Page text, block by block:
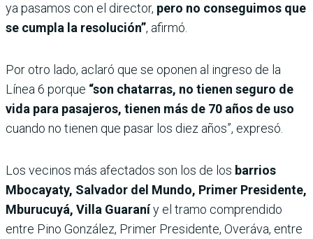
ya pasamos con el director, pero no conseguimos que
se cumpla la resolución”, afirmó.
Por otro lado, aclaró que se oponen al ingreso de la
Línea 6 porque “son chatarras, no tienen seguro de
vida para pasajeros, tienen más de 70 años de uso
cuando no tienen que pasar los diez años”, expresó.
Los vecinos más afectados son los de los barrios
Mbocayaty, Salvador del Mundo, Primer Presidente,
Mburucuyá, Villa Guaraníy el tramo comprendido
entre Pino González, Primer Presidente, Overáva, entre